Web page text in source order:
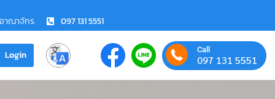
าณาจักร 097 131 5551
Login Call
097 131 5551